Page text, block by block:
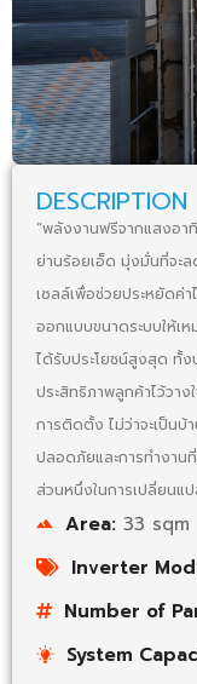
DESCRIPTION
“พลังงานฟรีจากแสงอา
ย่านร้อยเอ็ด มุ่งมั่นที่จะ
เซลล์เพื่อช่วยประหยัดค่
ออกแบบขนาดระบบให้เห
ได้รับประโยชน์สูงสุด ทั้ง
ประสิทธิภาพลูกค้าไว้วา
การติดตั้ง ไม่ว่าจะเป็น
ปลอดภัยและการทำงาน
ส่วนหนึ่งในการเปลี่ยนแ
Area: 33 sqm
Inverter
Number of
System